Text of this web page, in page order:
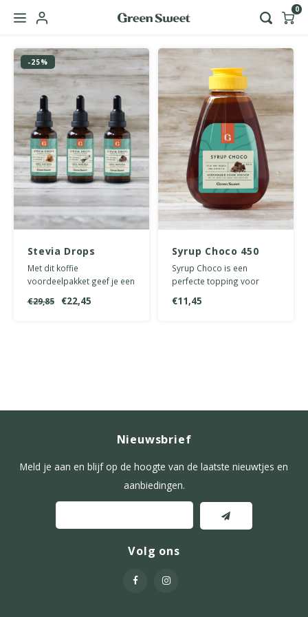
Hoofdmenu / green sweet zakelijk
Taal
Nederlands
English
0
-25%
Stevia Drops
voordeelpakket
koffie
Met dit koffie
voordeelpakket geef je een
suikervrije koffie.
€29,85 €22,45
Syrup Choco 450
gram
Syrup Choco is een
perfecte topping voor
desserts.
€11,45
Nieuwsbrief
Meld je aan en blijf op de hoogte van de laatste nieuwtjes en
aanbiedingen.
Volg ons